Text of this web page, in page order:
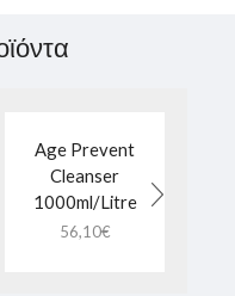
Age Prevent
Cleanser
1000ml/Litre
56,10€